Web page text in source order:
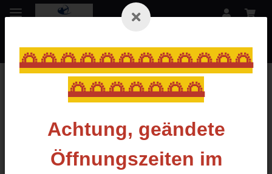
🌅🌅🌅🌅🌅🌅🌅🌅🌅🌅🌅🌅
🌅🌅🌅🌅🌅🌅🌅
Achtung, geändete
Öffnungszeiten im
Zurück zur Liste Compound Pfeilauflagen